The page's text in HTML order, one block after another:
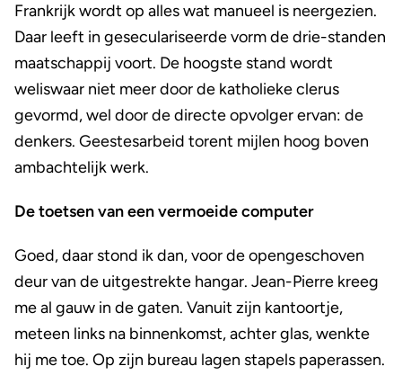
Frankrijk wordt op alles wat manueel is neergezien.
Daar leeft in geseculariseerde vorm de drie-standen
maatschappij voort. De hoogste stand wordt
weliswaar niet meer door de katholieke clerus
gevormd, wel door de directe opvolger ervan: de
denkers. Geestesarbeid torent mijlen hoog boven
ambachtelijk werk.
De toetsen van een vermoeide computer
Goed, daar stond ik dan, voor de opengeschoven
deur van de uitgestrekte hangar. Jean-Pierre kreeg
me al gauw in de gaten. Vanuit zijn kantoortje,
meteen links na binnenkomst, achter glas, wenkte
hij me toe. Op zijn bureau lagen stapels paperassen.